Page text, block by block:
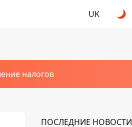
UK
налогов
ПОСЛЕДНИЕ НОВОСТИ